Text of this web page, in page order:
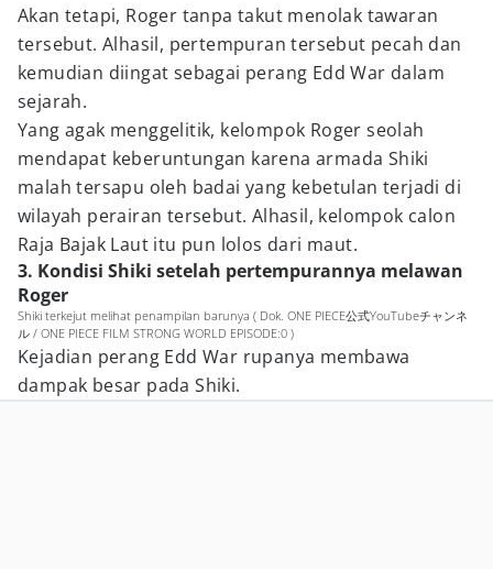
Akan tetapi, Roger tanpa takut menolak tawaran
tersebut. Alhasil, pertempuran tersebut pecah dan
kemudian diingat sebagai perang Edd War dalam
sejarah.
Yang agak menggelitik, kelompok Roger seolah
mendapat keberuntungan karena armada Shiki
malah tersapu oleh badai yang kebetulan terjadi di
wilayah perairan tersebut. Alhasil, kelompok calon
Raja Bajak Laut itu pun lolos dari maut.
3. Kondisi Shiki setelah pertempurannya melawan
Roger
Shiki terkejut melihat penampilan barunya ( Dok. ONE PIECE公式YouTubeチャンネ
ル / ONE PIECE FILM STRONG WORLD EPISODE:0 )
Kejadian perang Edd War rupanya membawa
dampak besar pada Shiki.